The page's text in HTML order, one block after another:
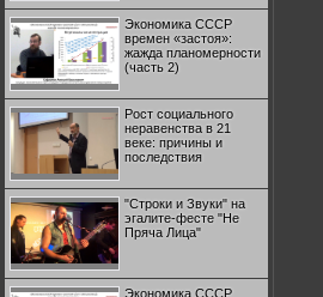
Экономика СССР
времен «застоя»:
жажда планомерности
(часть 2)
Рост социального
неравенства в 21
веке: причины и
последствия
"Строки и Звуки" на
эгалите-фесте "Не
Пряча Лица"
Экономика СССР